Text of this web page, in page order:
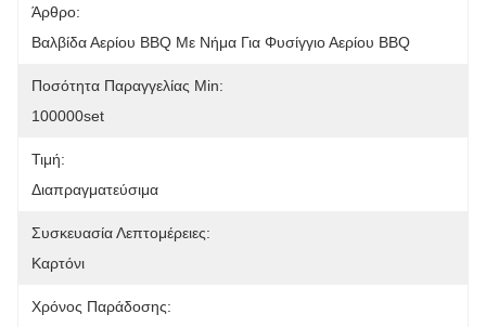
Άρθρο:
Βαλβίδα Αερίου BBQ Με Νήμα Για Φυσίγγιο Αερίου BBQ
Ποσότητα Παραγγελίας Min:
100000set
Τιμή:
Διαπραγματεύσιμα
Συσκευασία Λεπτομέρειες:
Καρτόνι
Χρόνος Παράδοσης: